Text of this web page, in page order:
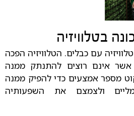
בטלוויזיה
עם כבלים. הטלוויזיה הפכה
אשר אינם רוצים להתנתק ממנה
מספר אמצעים כדי להפיק ממנה
ולצמצם את השפעותיה